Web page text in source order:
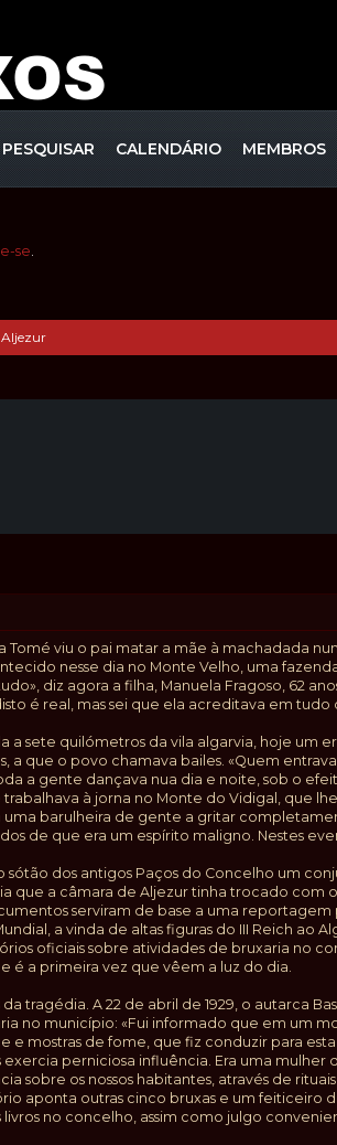
PESQUISAR CALENDÁRIO MEMBROS
se.
Aljezur
Tomé viu o pai matar a mãe à machadada
nesse dia no Monte Velho, uma
diz agora a filha, Manuela Fragoso, 62
é real, mas sei que ela acreditava em
a sete quilómetros da vila algarvia, hoje um
que o povo chamava bailes. «Quem entrava
a gente dançava nua dia e noite, sob o
trabalhava à jorna no Monte do Vidigal, que
barulheira de gente a gritar
de que era um espírito maligno. Nestes
sótão dos antigos Paços do Concelho um
que a câmara de Aljezur tinha trocado com
serviram de base a uma
a vinda de altas figuras do III Reich
oficiais sobre atividades de bruxaria no
é a primeira vez que vêem a luz do dia.
tragédia. A 22 de abril de 1929, o autarca
no município: «Fui informado que em um
e mostras de fome, que fiz conduzir para
perniciosa influência. Era uma
sobre os nossos habitantes, através de
aponta outras cinco bruxas e um
no concelho, assim como julgo